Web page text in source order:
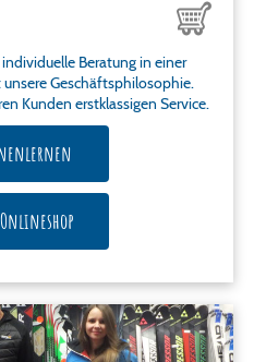
Beratung in einer
Geschäftsphilosophie.
Kunden erstklassigen Service.